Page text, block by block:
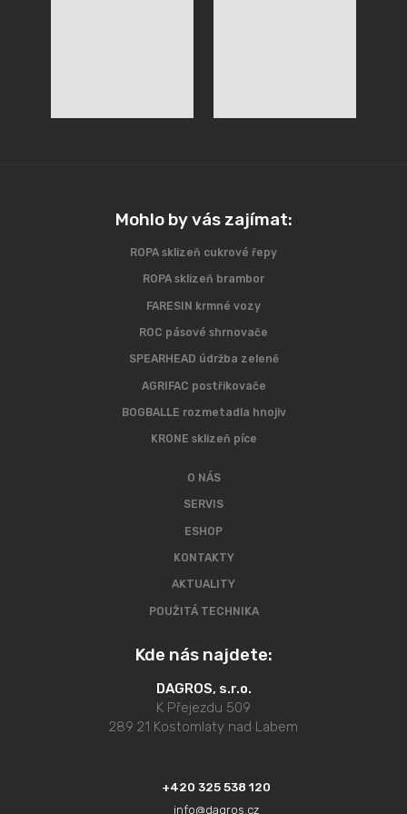
Mohlo by vás zajímat:
ROPA sklizeň cukrové řepy
ROPA sklizeň brambor
FARESIN krmné vozy
ROC pásové shrnovače
SPEARHEAD údržba zeleně
AGRIFAC postřikovače
BOGBALLE rozmetadla hnojiv
KRONE sklizeň píce
O NÁS
SERVIS
ESHOP
KONTAKTY
AKTUALITY
POUŽITÁ TECHNIKA
Kde nás najdete:
DAGROS, s.r.o.
K Přejezdu 509
289 21 Kostomlaty nad Labem
+420 325 538 120
info@dagros.cz